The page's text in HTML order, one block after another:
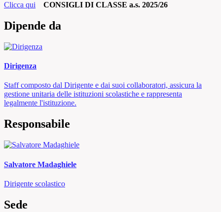
Clicca qui
CONSIGLI DI CLASSE a.s. 2025/26
Dipende da
Dirigenza
Staff composto dal Dirigente e dai suoi collaboratori, assicura la
gestione unitaria delle istituzioni scolastiche e rappresenta
legalmente l'istituzione.
Responsabile
Salvatore Madaghiele
Dirigente scolastico
Sede